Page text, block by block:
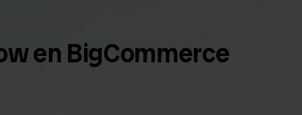
en BigCommerce